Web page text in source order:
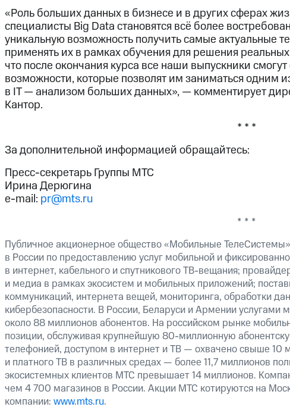
«Роль больших данных в бизнесе и в других сферах
специалисты Big Data становятся всё более
уникальную возможность получить самые актуальные
применять их в рамках обучения для решения
что после окончания курса все наши выпускники
возможности, которые позволят им заниматься одним
в IT — анализом больших данных», — комментирует
Кантор.
* * *
За дополнительной информацией обращайтесь:
Пресс-секретарь Группы МТС
Ирина Дерюгина
e-mail: pr@mts.ru
* * *
Публичное акционерное общество «Мобильные
в России по предоставлению услуг мобильной и
в интернет, кабельного и спутникового ТВ-вещания;
и медиа в рамках экосистем и мобильных приложений;
коммуникаций, интернета вещей, мониторинга, обработки
кибербезопасности. В России, Беларуси и Армении услугами
около 88 миллионов абонентов. На российском рынке
позиции, обслуживая крупнейшую 80-миллионную
телефонией, доступом в интернет и ТВ — охвачено свыше 10
и платного ТВ в различных средах — более 11,7 миллионов
экосистемных клиентов МТС превышает 14 миллионов.
чем 4 700 магазинов в России. Акции МТС котируются на
компании: www.mts.ru.